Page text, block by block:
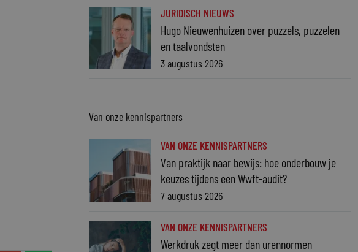
JURIDISCH NIEUWS
Hugo Nieuwenhuizen over puzzels, puzzelen
en taalvondsten
3 augustus 2026
Van onze kennispartners
VAN ONZE KENNISPARTNERS
Van praktijk naar bewijs: hoe onderbouw je
keuzes tijdens een Wwft-audit?
7 augustus 2026
VAN ONZE KENNISPARTNERS
Werkdruk zegt meer dan urennormen